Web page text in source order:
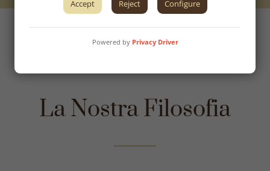
La Nostra Filosofia
Accept Reject Configure
Powered by Privacy Driver